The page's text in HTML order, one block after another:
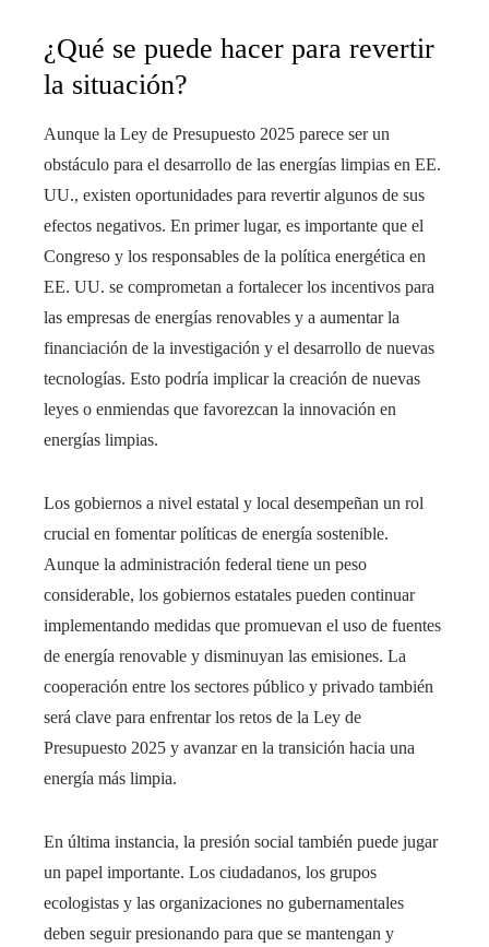
¿Qué se puede hacer para revertir
la situación?
Aunque la Ley de Presupuesto 2025 parece ser un
obstáculo para el desarrollo de las energías limpias en EE.
UU., existen oportunidades para revertir algunos de sus
efectos negativos. En primer lugar, es importante que el
Congreso y los responsables de la política energética en
EE. UU. se comprometan a fortalecer los incentivos para
las empresas de energías renovables y a aumentar la
financiación de la investigación y el desarrollo de nuevas
tecnologías. Esto podría implicar la creación de nuevas
leyes o enmiendas que favorezcan la innovación en
energías limpias.
Los gobiernos a nivel estatal y local desempeñan un rol
crucial en fomentar políticas de energía sostenible.
Aunque la administración federal tiene un peso
considerable, los gobiernos estatales pueden continuar
implementando medidas que promuevan el uso de fuentes
de energía renovable y disminuyan las emisiones. La
cooperación entre los sectores público y privado también
será clave para enfrentar los retos de la Ley de
Presupuesto 2025 y avanzar en la transición hacia una
energía más limpia.
En última instancia, la presión social también puede jugar
un papel importante. Los ciudadanos, los grupos
ecologistas y las organizaciones no gubernamentales
deben seguir presionando para que se mantengan y